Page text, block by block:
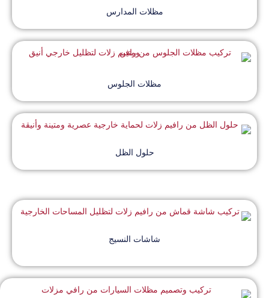
مظلات المدارس
مظلات الجلوس
حلول الظل
شاشات النسيج